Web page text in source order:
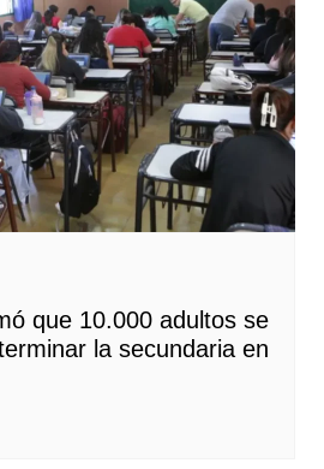
que 10.000 adultos se
la secundaria en